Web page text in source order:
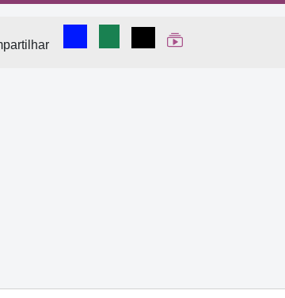
Compartilhar no Facebook
Compartilhar no WhatsApp
Compartilhar
Ver Web Story